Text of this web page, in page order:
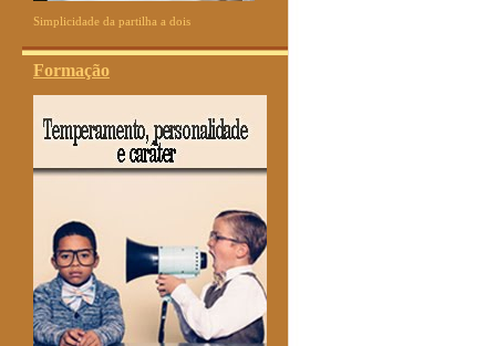
Simplicidade da partilha a dois
Formação